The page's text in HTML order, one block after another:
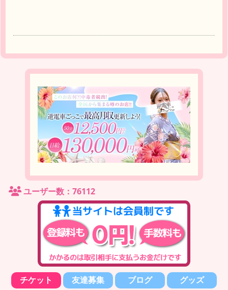
ユーザー数：76112
チケット 友達募集 ブログ グッズ